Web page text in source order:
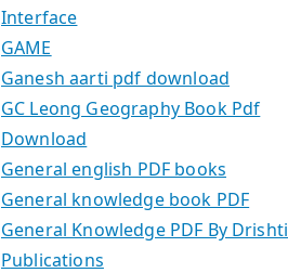
Interface
GAME
Ganesh aarti pdf download
GC Leong Geography Book Pdf
Download
General english PDF books
General knowledge book PDF
General Knowledge PDF By Drishti
Publications